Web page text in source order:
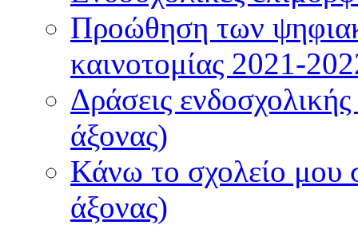
Προώθηση των
καινοτομίας 2021-
Δράσεις
άξονας)
Κάνω το σχολείο μου
άξονας)